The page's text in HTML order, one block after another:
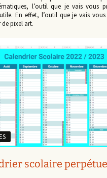
l’outil que je vais vous
En effet, l’outil que je vais vous
pixel art.
scolaire